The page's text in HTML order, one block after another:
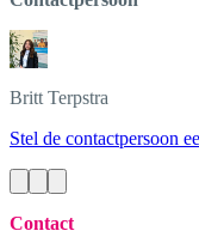
Britt Terpstra
Stel de contactpersoon
Contact